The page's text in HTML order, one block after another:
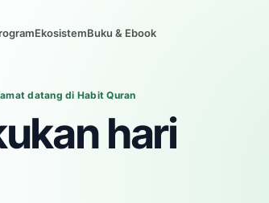
EkosistemBuku & Ebook
datang di Habit Quran
hari